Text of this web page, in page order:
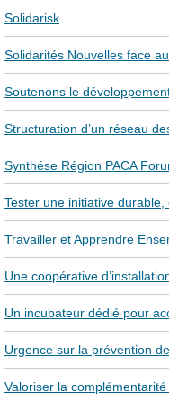
Solidarisk
Solidarités Nouvelles face
Soutenons le
Structuration d’un réseau
Synthése Région PACA
Tester une initiative
Travailler et Apprendre
Une coopérative
Un incubateur dédié pour
Urgence sur la prévention
Valoriser la